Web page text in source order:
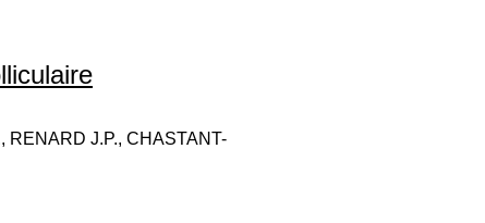
RENARD J.P., CHASTANT-